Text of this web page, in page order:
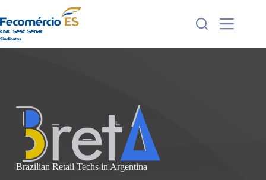
para
o
conteúdo
Brazilian Retail Techs in Argentina